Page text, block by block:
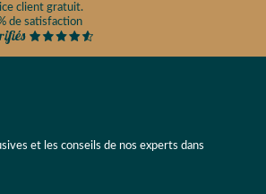
client gratuit.
de satisfaction
et les conseils de nos experts dans